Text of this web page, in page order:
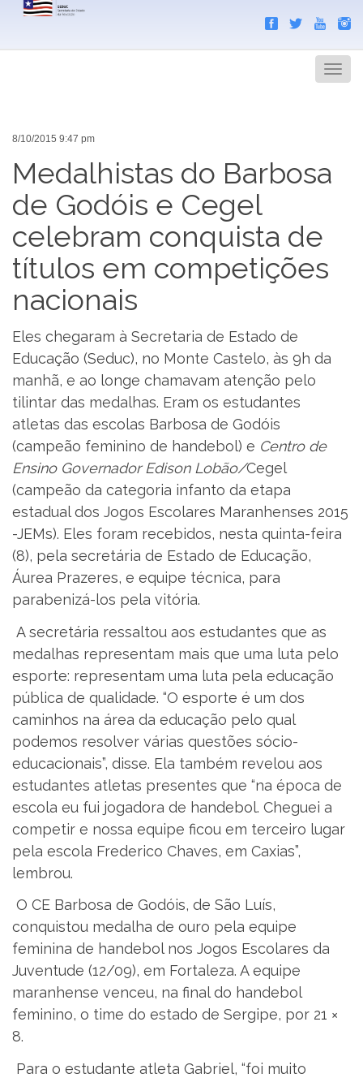
Menu
8/10/2015 9:47 pm
Medalhistas do Barbosa
de Godóis e Cegel
celebram conquista de
títulos em competições
nacionais
Eles chegaram à Secretaria de Estado de
Educação (Seduc), no Monte Castelo, às 9h da
manhã, e ao longe chamavam atenção pelo
tilintar das medalhas. Eram os estudantes
atletas das escolas Barbosa de Godóis
(campeão feminino de handebol) e Centro de
Ensino Governador Edison Lobão/Cegel
(campeão da categoria infanto da etapa
estadual dos Jogos Escolares Maranhenses 2015
-JEMs). Eles foram recebidos, nesta quinta-feira
(8), pela secretária de Estado de Educação,
Áurea Prazeres, e equipe técnica, para
parabenizá-los pela vitória.
A secretária ressaltou aos estudantes que as
medalhas representam mais que uma luta pelo
esporte: representam uma luta pela educação
pública de qualidade. “O esporte é um dos
caminhos na área da educação pelo qual
podemos resolver várias questões sócio-
educacionais”, disse. Ela também revelou aos
estudantes atletas presentes que “na época de
escola eu fui jogadora de handebol. Cheguei a
competir e nossa equipe ficou em terceiro lugar
pela escola Frederico Chaves, em Caxias”,
lembrou.
O CE Barbosa de Godóis, de São Luís,
conquistou medalha de ouro pela equipe
feminina de handebol nos Jogos Escolares da
Juventude (12/09), em Fortaleza. A equipe
maranhense venceu, na final do handebol
feminino, o time do estado de Sergipe, por 21 ×
8.
Para o estudante atleta Gabriel, “foi muito